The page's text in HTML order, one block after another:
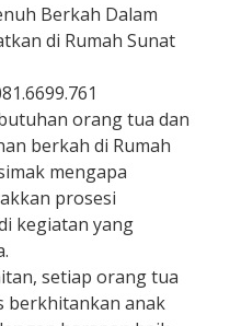
Berkah Dalam
di Rumah Sunat
orang tua dan
berkah di Rumah
mengapa
prosesi
kegiatan yang
setiap orang tua
berkhitankan anak